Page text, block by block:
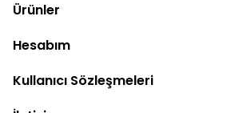
Ürünler
Hesabım
Kullanıcı Sözleşmeleri